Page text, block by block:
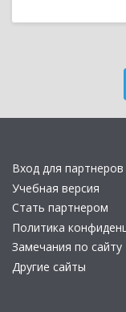
Вход для
Учебная версия
Стать партнером
Политика
Замечания по сайту
Другие сайты